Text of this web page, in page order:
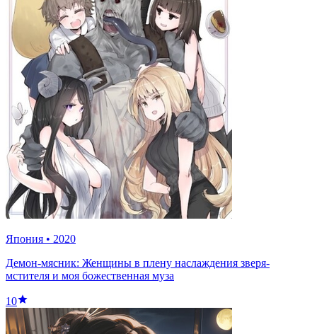
Япония • 2020
Демон-мясник: Женщины в плену наслаждения зверя-
мстителя и моя божественная муза
10